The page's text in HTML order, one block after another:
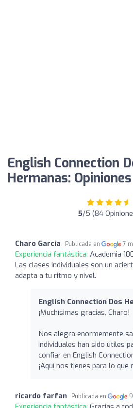
English Connection
Hermanas: Opiniones
5/5 (84
Charo Garcia Publicada en 7
Experiencia fantástica: Academia
Las clases individuales son un
adapta a tu ritmo y nivel.
English Connection Dos
¡Muchísimas gracias, Charo!
Nos alegra enormemente
individuales han sido útiles
confiar en English
¡Aquí nos tienes para lo que
ricardo farfan Publicada en